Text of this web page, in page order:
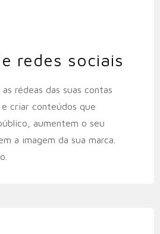
redes sociais​
rédeas das suas contas
e criar conteúdos que
aumentem o seu
a imagem da sua marca.